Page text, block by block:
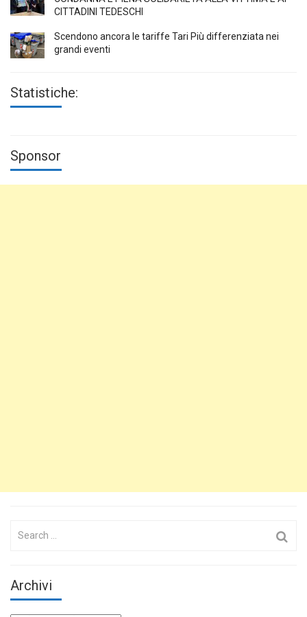
CITTADINI TEDESCHI
Scendono ancora le tariffe Tari Più differenziata nei
grandi eventi
Statistiche:
Sponsor
Search
Archivi